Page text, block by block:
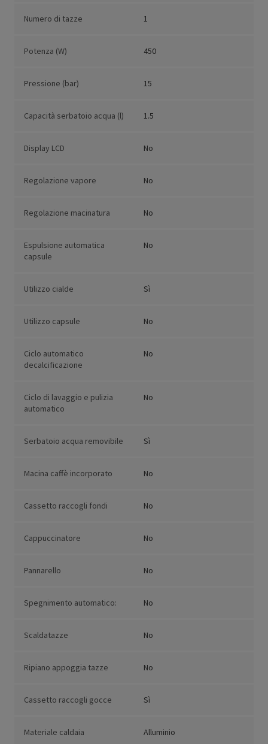
Numero di tazze 1
Potenza (W) 450
Pressione (bar) 15
Capacità serbatoio acqua (l) 1.5
Display LCD No
Regolazione vapore No
Regolazione macinatura No
Espulsione automatica
capsule
No
Utilizzo cialde Sì
Utilizzo capsule No
Ciclo automatico
decalcificazione
No
Ciclo di lavaggio e pulizia
automatico
No
Serbatoio acqua removibile Sì
Macina caffè incorporato No
Cassetto raccogli fondi No
Cappuccinatore No
Pannarello No
Spegnimento automatico: No
Scaldatazze No
Ripiano appoggia tazze No
Cassetto raccogli gocce Sì
Materiale caldaia Alluminio